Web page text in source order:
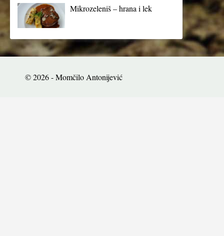
Mikrozeleniš – hrana i lek
© 2026 - Momčilo Antonijević